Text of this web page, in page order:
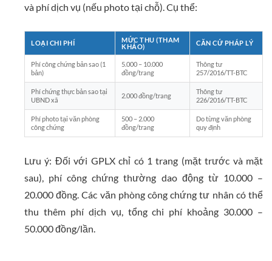
và phí dịch vụ (nếu photo tại chỗ). Cụ thể:
LOẠI CHI PHÍ
MỨC THU (THAM
KHẢO)
CĂN CỨ PHÁP LÝ
Phí công chứng bản sao (1
bản)
5.000 – 10.000
đồng/trang
Thông tư
257/2016/TT-BTC
Phí chứng thực bản sao tại
UBND xã
2.000 đồng/trang
Thông tư
226/2016/TT-BTC
Phí photo tại văn phòng
công chứng
500 – 2.000
đồng/trang
Do từng văn phòng
quy định
Lưu ý: Đối với GPLX chỉ có 1 trang (mặt trước và mặt
sau), phí công chứng thường dao động từ 10.000 –
20.000 đồng. Các văn phòng công chứng tư nhân có thể
thu thêm phí dịch vụ, tổng chi phí khoảng 30.000 –
50.000 đồng/lần.